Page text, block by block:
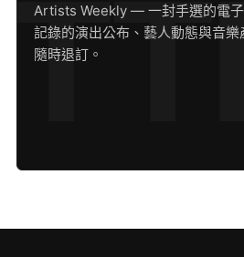
Artists Weekly — 一封手選的電
記錄的演出公布、藝人動態與音
隨時退訂。